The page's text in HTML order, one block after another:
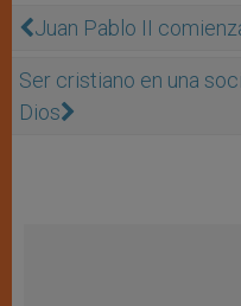
Juan Pablo II
Ser cristiano en una
Dios